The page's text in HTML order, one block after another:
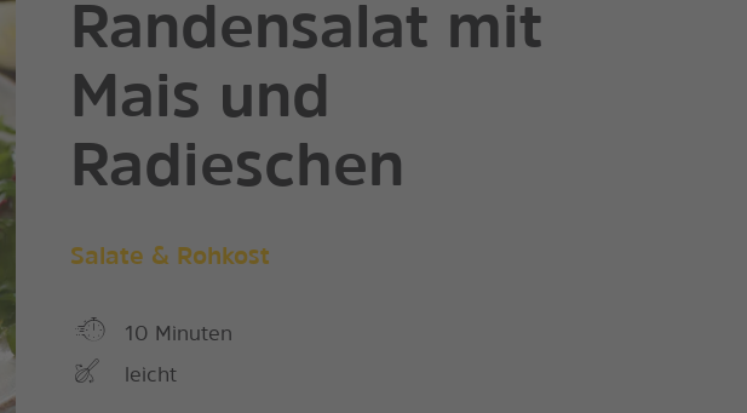
Randensalat mit
Mais und
Radieschen
Salate & Rohkost
10 Minuten
leicht